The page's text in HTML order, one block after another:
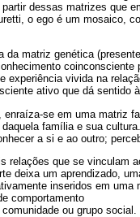
dessas matrizes que
o ego é um mosaico,
matriz genética
experiência vivida na
ativo que dá sentido
se em uma matriz
família e sua
a si e ao outro;
relações que se vinculam
deixa um aprendizado,
inseridos em
comportamento
ou grupo social.